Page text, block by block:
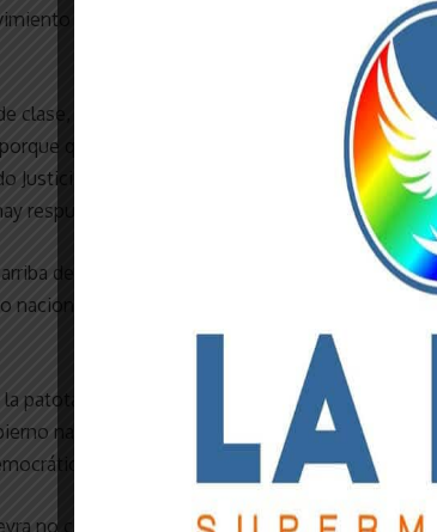
nacional peronista. Ahí aparece la
clase, por eso está allí, con ese reclamo de lxs
quieren romper las bolas. Es que se les va
Justicialista y para tantos otros), del absurdo
respuestas.
de la mesa la Historia Argentina. Una parte.
nacional, sindicatos y empresarios. Se vislumbró
patota sindical tira tiros, apunta y,
nacional mirando para otro lado.
Con los candidatos de siempre.
no cabe. No le interesa. En más, la combate.